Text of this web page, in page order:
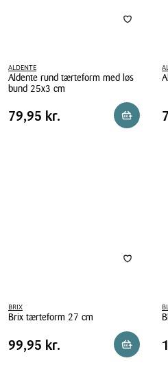
ALDENTE
Aldente rund tærteform med løs
bund 25x3 cm
Aldente
rund
Pris
Pris 79,95 kr.
79,95 kr. Reservér
BRIX
Brix tærteform 27 cm
Brix
tærteform
Pris
tabel
Pris 99,95 kr.
99,95 kr. Reservér